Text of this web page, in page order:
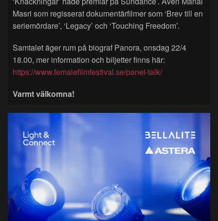
Masri som regisserat dokumentärfilmer som ‘Brev till en
seriemördare’, ‘Legacy’ och ‘Touching Freedom’.
Samtalet äger rum på biograf Panora, onsdag 22/4
18.00, mer information och biljetter finns här:
https://www.femalefilmfestival.se/panel-talk/
Varmt välkomna!